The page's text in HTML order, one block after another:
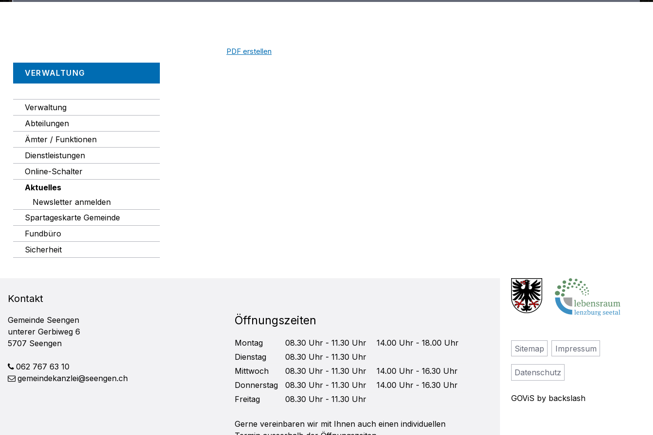
Navigation
VERWALTUNG
Verwaltung
Abteilungen
Ämter / Funktionen
Dienstleistungen
Online-Schalter
Aktuelles
Newsletter anmelden
Spartageskarte Gemeinde
Fundbüro
Sicherheit
PDF erstellen
Kontakt
Gemeinde Seengen
unterer Gerbiweg 6
5707 Seengen
062 767 63 10
gemeindekanzlei@seengen.ch
Öffnungszeiten
Montag 08.30 Uhr - 11.30 Uhr
14.00 Uhr - 18.00 Uhr
Dienstag
08.30 Uhr - 11.30 Uhr
Mittwoch
08.30 Uhr - 11.30 Uhr
14.00 Uhr - 16.30 Uhr
Donnerstag 08.30 Uhr - 11.30 Uhr
14.00 Uhr - 16.30 Uhr
Freitag 08.30 Uhr - 11.30 Uhr
Gerne vereinbaren wir mit Ihnen auch einen individuellen
Sitemap Impressum
Datenschutz
GOViS by backslash